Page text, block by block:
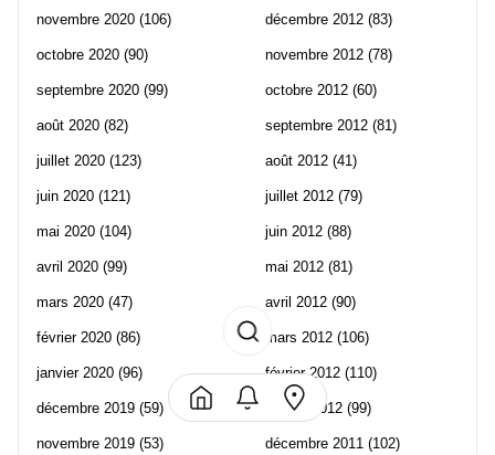
novembre 2020 (106)
octobre 2020 (90)
septembre 2020 (99)
août 2020 (82)
juillet 2020 (123)
juin 2020 (121)
mai 2020 (104)
avril 2020 (99)
mars 2020 (47)
février 2020 (86)
janvier 2020 (96)
décembre 2019 (59)
novembre 2019 (53)
décembre 2012 (83)
novembre 2012 (78)
octobre 2012 (60)
septembre 2012 (81)
août 2012 (41)
juillet 2012 (79)
juin 2012 (88)
mai 2012 (81)
avril 2012 (90)
mars 2012 (106)
février 2012 (110)
janvier 2012 (99)
décembre 2011 (102)